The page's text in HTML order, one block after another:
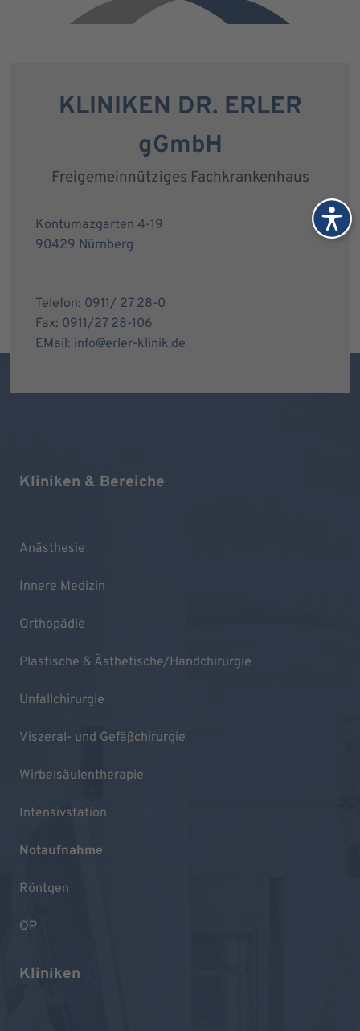
KLINIKEN DR. ERLER
gGmbH
Freigemeinnütziges Fachkrankenhaus
Kontumazgarten 4-19
90429 Nürnberg
Telefon: 0911/ 27 28-0
Fax: 0911/27 28-106
EMail: info@erler-klinik.de
Kliniken & Bereiche
Anästhesie
Innere Medizin
Orthopädie
Plastische & Ästhetische/Handchirurgie
Unfallchirurgie
Viszeral- und Gefäßchirurgie
Wirbelsäulentherapie
Intensivstation
Notaufnahme
Röntgen
OP
Kliniken